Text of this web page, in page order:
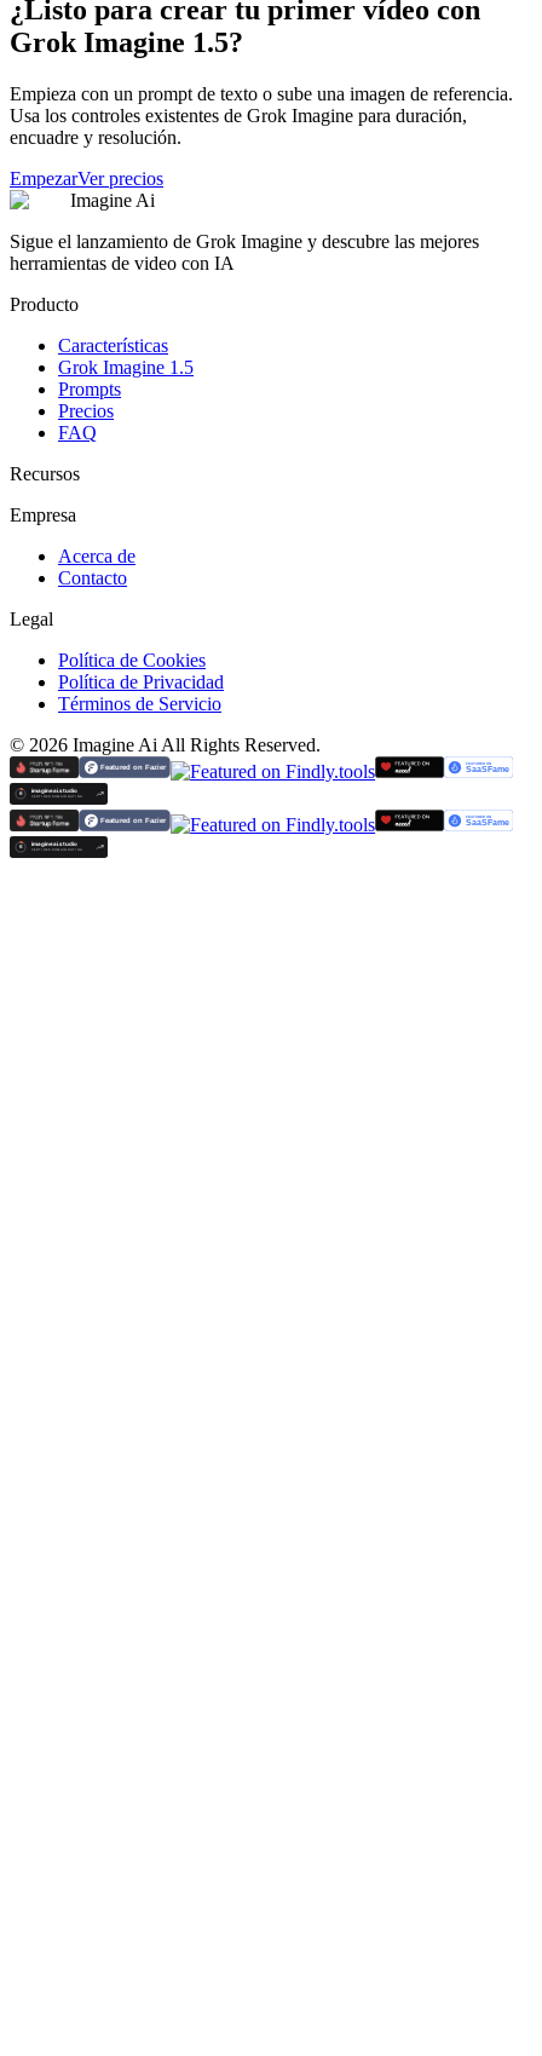
¿Listo para crear tu primer vídeo con
Grok Imagine 1.5?
Empieza con un prompt de texto o sube una imagen de referencia.
Usa los controles existentes de Grok Imagine para duración,
encuadre y resolución.
EmpezarVer precios
Imagine Ai
Sigue el lanzamiento de Grok Imagine y descubre las mejores
herramientas de video con IA
Producto
Características
Grok Imagine 1.5
Prompts
Precios
FAQ
Recursos
Empresa
Acerca de
Contacto
Legal
Política de Cookies
Política de Privacidad
Términos de Servicio
© 2026 Imagine Ai All Rights Reserved.